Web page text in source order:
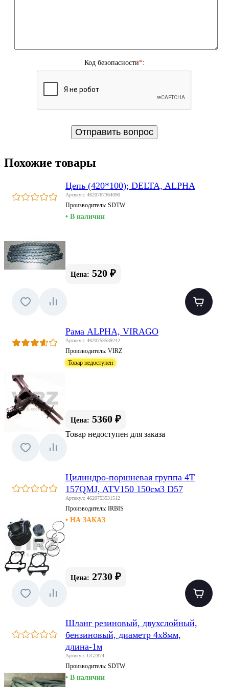
Код безопасности*:
Похожие товары
Цепь (420*100); DELTA, ALPHA
Артикул: 4620767364090
Производитель: SDTW
• В наличии
Цена: 520 ₽
Рама ALPHA, VIRAGO
Артикул: 4620753539242
Производитель: VIRZ
Товар недоступен
Цена: 5360 ₽
Товар недоступен для заказа
Цилиндро-поршневая группа 4Т
157QMJ, ATV150 150см3 D57
Артикул: 4620753531512
Производитель: IRBIS
• НА ЗАКАЗ
Цена: 2730 ₽
Шланг резиновый, двухслойный,
бензиновый, диаметр 4х8мм,
длина-1м
Артикул: UG2874
Производитель: SDTW
• В наличии